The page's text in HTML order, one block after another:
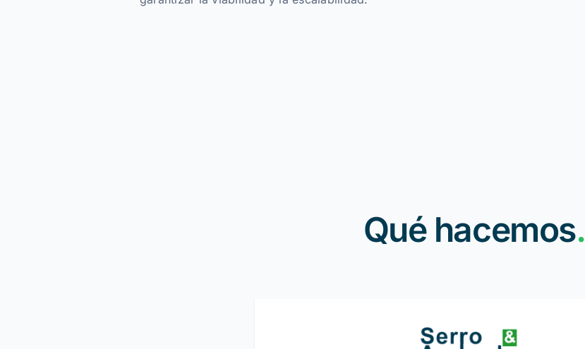
Qué hacemos.